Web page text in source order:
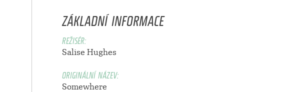
ZÁKLADNÍ INFORMACE
REŽISÉR:
Salise Hughes
ORIGINÁLNÍ NÁZEV:
Somewhere